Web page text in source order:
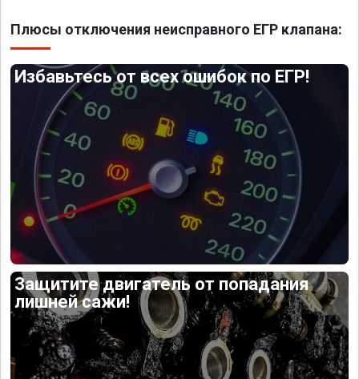
Плюсы отключения неисправного ЕГР клапана:
Избавьтесь от всех ошибок по ЕГР!
Защитите двигатель от попадания
лишней сажи!